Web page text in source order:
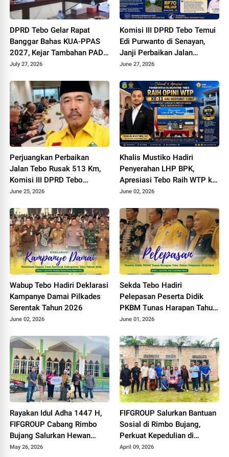
DPRD Tebo Gelar Rapat
Banggar Bahas KUA-PPAS
2027, Kejar Tambahan PAD
dan DBH Sawit
July 27, 2026
Komisi III DPRD Tebo Temui
Edi Purwanto di Senayan,
Janji Perbaikan Jalan
Padang lamo Rp70 Miliar
June 27, 2026
Perjuangkan Perbaikan
Jalan Tebo Rusak 513 Km,
Komisi III DPRD Tebo
Datangi Kemen PU
June 25, 2026
Khalis Mustiko Hadiri
Penyerahan LHP BPK,
Apresiasi Tebo Raih WTP ke
11
June 02, 2026
Wabup Tebo Hadiri Deklarasi
Kampanye Damai Pilkades
Serentak Tahun 2026
June 02, 2026
Sekda Tebo Hadiri
Pelepasan Peserta Didik
PKBM Tunas Harapan Tahun
Pelajaran 2025 - 2026
June 01, 2026
Rayakan Idul Adha 1447 H,
FIFGROUP Cabang Rimbo
Bujang Salurkan Hewan
Kurban di Masjid Jami Al-
May 26, 2026
FIFGROUP Salurkan Bantuan
Sosial di Rimbo Bujang,
Perkuat Kepedulian di
Momen Halal Bihalal
April 09, 2026